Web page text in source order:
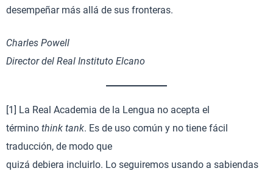
desempeñar más allá de sus fronteras.
Charles Powell
Director del Real Instituto Elcano
[1] La Real Academia de la Lengua no acepta el
término think tank. Es de uso común y no tiene fácil
traducción, de modo que
quizá debiera incluirlo. Lo seguiremos usando a sabiendas